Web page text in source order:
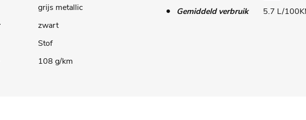
grijs metallic
zwart
Stof
108 g/km
Gemiddeld verbruik
5.7 L/